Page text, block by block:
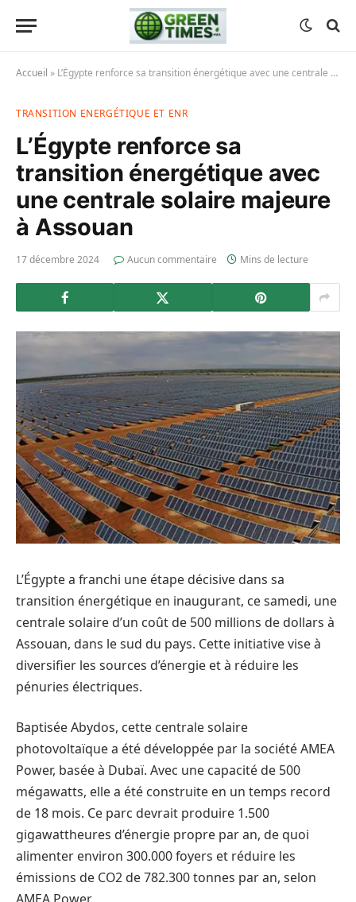
Accueil » L’Égypte renforce sa transition énergétique avec une centrale solaire majeure à Assouan
TRANSITION ENERGÉTIQUE ET ENR
L’Égypte renforce sa
transition énergétique avec
une centrale solaire majeure
à Assouan
17 décembre 2024 Aucun commentaire Mins de lecture
L’Égypte a franchi une étape décisive dans sa
transition énergétique en inaugurant, ce samedi, une
centrale solaire d’un coût de 500 millions de dollars à
Assouan, dans le sud du pays. Cette initiative vise à
diversifier les sources d’énergie et à réduire les
pénuries électriques.
Baptisée Abydos, cette centrale solaire
photovoltaïque a été développée par la société AMEA
Power, basée à Dubaï. Avec une capacité de 500
mégawatts, elle a été construite en un temps record
de 18 mois. Ce parc devrait produire 1.500
gigawattheures d’énergie propre par an, de quoi
alimenter environ 300.000 foyers et réduire les
émissions de CO2 de 782.300 tonnes par an, selon